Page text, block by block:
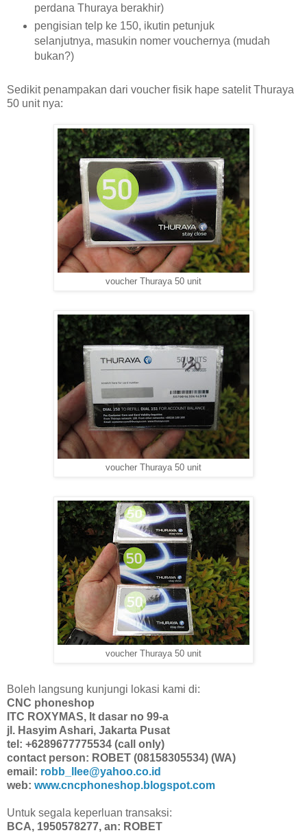
perdana Thuraya berakhir)
pengisian telp ke 150, ikutin petunjuk
selanjutnya, masukin nomer vouchernya (mudah
bukan?)
Sedikit penampakan dari voucher fisik hape satelit Thuraya
50 unit nya:
voucher Thuraya 50 unit
voucher Thuraya 50 unit
voucher Thuraya 50 unit
Boleh langsung kunjungi lokasi kami di:
CNC phoneshop
ITC ROXYMAS, lt dasar no 99-a
jl. Hasyim Ashari, Jakarta Pusat
tel: +6289677775534 (call only)
contact person: ROBET (08158305534) (WA)
email: robb_llee@yahoo.co.id
web: www.cncphoneshop.blogspot.com
Untuk segala keperluan transaksi:
BCA, 1950578277, an: ROBET